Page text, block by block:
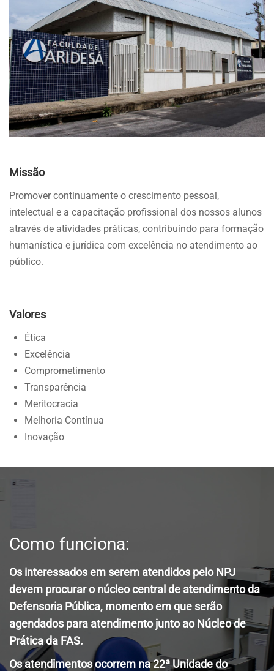
Missão
Promover continuamente o crescimento pessoal,
intelectual e a capacitação profissional dos nossos alunos
através de atividades práticas, contribuindo para formação
humanística e jurídica com excelência no atendimento ao
público.
Valores
Ética
Excelência
Comprometimento
Transparência
Meritocracia
Melhoria Contínua
Inovação
Como funciona:
Os interessados em serem atendidos pelo NPJ
devem procurar o núcleo central de atendimento da
Defensoria Pública, momento em que serão
agendados para atendimento junto ao Núcleo de
Prática da FAS.
Os atendimentos ocorrem na 22ª Unidade do